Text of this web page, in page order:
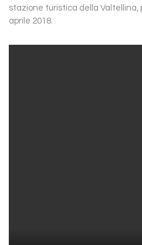
stazione turistica della Valtellina,
aprile 2018.